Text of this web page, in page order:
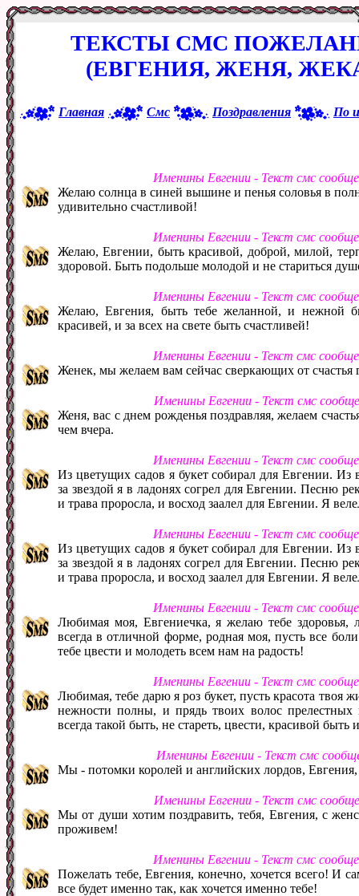
ТЕКСТЫ СМС
(ЕВГЕНИЯ, ЖЕНЯ,
Главная Смс Поздравления По
Именины Евгении - Текст смс
Желаю солнца в синей вышине и пенья соловья в
удивительно счастливой!
Именины Евгении - Текст смс
Желаю, Евгении, быть красивой, доброй, милой,
здоровой. Быть подольше молодой и не стариться
Именины Евгении - Текст смс
Желаю, Евгения, быть тебе желанной, и нежной
красивей, и за всех на свете быть счастливей!
Именины Евгении - Текст смс
Женек, мы желаем вам сейчас сверкающих от счастья
Именины Евгении - Текст смс
Женя, вас с днем рожденья поздравляя, желаем
чем вчера.
Именины Евгении - Текст смс
Из цветущих садов я букет собирал для Евгении.
за звездой я в ладонях согрел для Евгении. Песню
и трава проросла, и восход заалел для Евгении. Я
Именины Евгении - Текст смс
Из цветущих садов я букет собирал для Евгении.
за звездой я в ладонях согрел для Евгении. Песню
и трава проросла, и восход заалел для Евгении. Я
Именины Евгении - Текст смс
Любимая моя, Евгениечка, я желаю тебе здоровья,
всегда в отличной форме, родная моя, пусть все
тебе цвести и молодеть всем нам на радость!
Именины Евгении - Текст смс
Любимая, тебе дарю я роз букет, пусть красота твоя
нежности полны, и прядь твоих волос
всегда такой быть, не стареть, цвести, красивой
Именины Евгении - Текст смс
Мы - потомки королей и английских лордов, Евгения,
Именины Евгении - Текст смс
Мы от души хотим поздравить, тебя, Евгения, с
проживем!
Именины Евгении - Текст смс
Пожелать тебе, Евгения, конечно, хочется всего! И
все будет именно так, как хочется именно тебе!